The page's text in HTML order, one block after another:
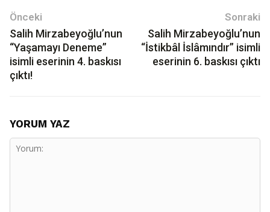
Önceki
Salih Mirzabeyoğlu’nun
“Yaşamayı Deneme”
isimli eserinin 4. baskısı
çıktı!
Sonraki
Salih Mirzabeyoğlu’nun
“İstikbâl İslâmındır” isimli
eserinin 6. baskısı çıktı
YORUM YAZ